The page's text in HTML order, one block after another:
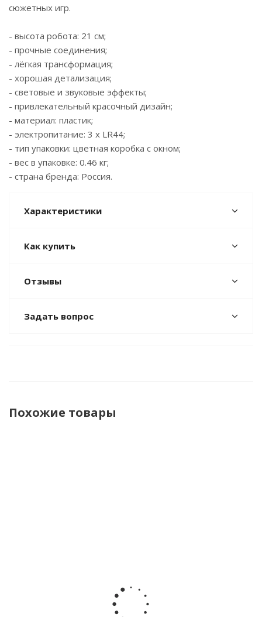
сюжетных игр.
- высота робота: 21 см;
- прочные соединения;
- лёгкая трансформация;
- хорошая детализация;
- световые и звуковые эффекты;
- привлекательный красочный дизайн;
- материал: пластик;
- электропитание: 3 х LR44;
- тип упаковки: цветная коробка с окном;
- вес в упаковке: 0.46 кг;
- страна бренда: Россия.
Характеристики
Как купить
Отзывы
Задать вопрос
Похожие товары
трансформер
Веспера с
трансформер